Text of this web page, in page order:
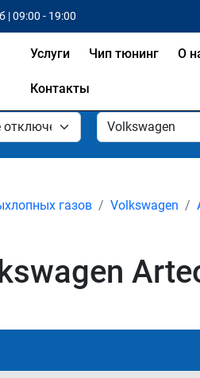
| 09:00 - 19:00
Услуги Чип тюнинг О
Контакты
газов Volkswagen